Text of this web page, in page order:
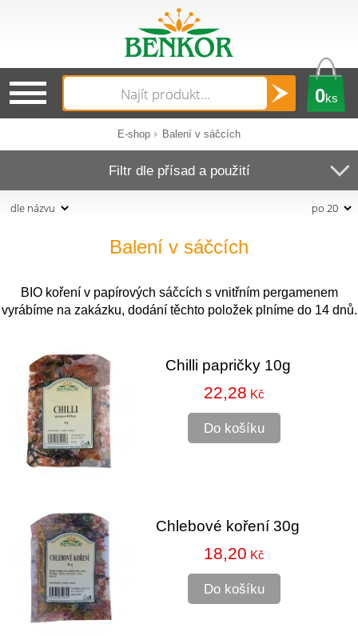
0ks
E-shop Balení v sáčcích
Filtr dle přísad a použití
Balení v sáčcích
BIO koření v papírových sáčcích s vnitřním pergamenem
vyrábíme na zakázku, dodání těchto položek plníme do 14 dnů.
Chilli papričky 10g
22,28 Kč
Do košíku
Chlebové koření 30g
18,20 Kč
Do košíku